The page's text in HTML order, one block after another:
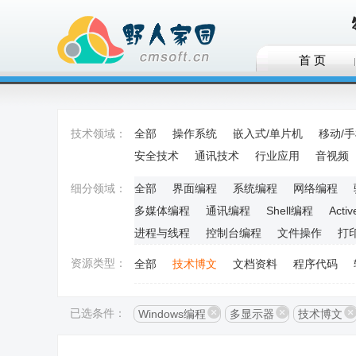
首 页
技术领域： 全部 操作系统 嵌入式/单片机 移动/
安全技术
通讯技术 行业应用 音视频
细分领域： 全部 界面编程 系统编程 网络编程
多媒体编程
通讯编程 Shell编程
进程与线程
控制台编程 文件操作 打
资源类型： 全部 技术博文 文档资料 程序代码
已选条件： Windows编程 多显示器 技术博文